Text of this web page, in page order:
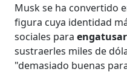
Musk se ha convertido
figura cuya identidad
sociales para
sustraerles miles de
"demasiado buenas